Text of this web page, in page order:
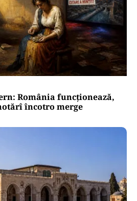
România funcționează,
încotro merge